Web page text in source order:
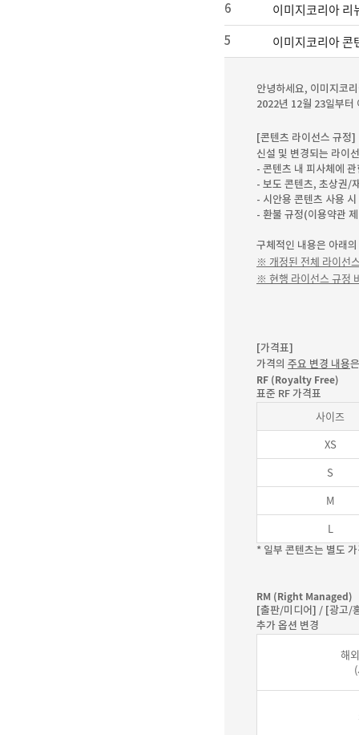
6 이미지코리아 리
5 이미지코리아 콘
안녕하세요, 이미지코
2022년 12월 23일부터
[콘텐츠 라이선스 규정]
신설 및 변경되는 라이
- 콘텐츠 내 피사체에
- 보도 콘텐츠, 초상권/
- 시안용 콘텐츠 사용
- 환불 규정(이용약관
구체적인 내용은 아래
※ 개정된 전체 라이선
※ 현행 라이선스 규정
[가격표]
가격의 주요 변경 내용
RF (Royalty Free)
표준 RF 가격표
사이즈
XS
S
M
L
* 일부 콘텐츠는 별도
RM (Right Managed)
[출판/미디어] / [광고/
추가 옵션 변경
해